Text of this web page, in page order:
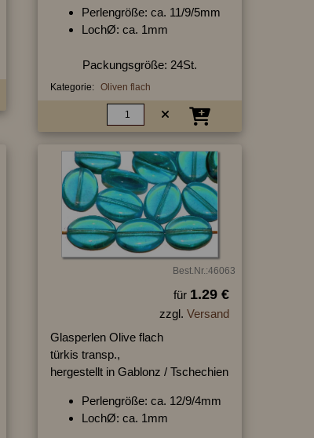
Perlengröße: ca. 11/9/5mm
LochØ: ca. 1mm
Packungsgröße: 24St.
Kategorie: Oliven flach
Best.Nr.:46063
für 1.29 €
zzgl. Versand
Glasperlen Olive flach
türkis transp.,
hergestellt in Gablonz / Tschechien
Perlengröße: ca. 12/9/4mm
LochØ: ca. 1mm